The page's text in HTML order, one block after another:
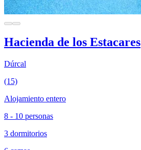
Hacienda de los Estacares
Dúrcal
(15)
Alojamiento entero
8 - 10 personas
3 dormitorios